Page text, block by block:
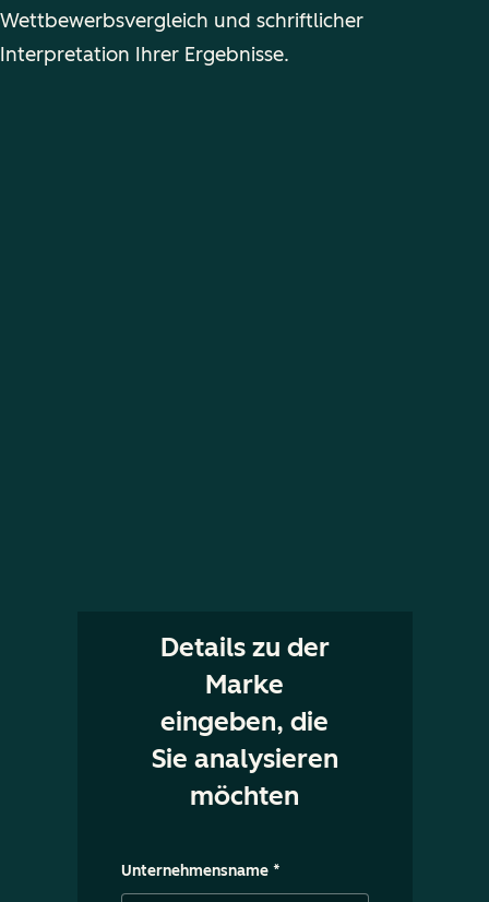
Wettbewerbsvergleich und schriftlicher
Interpretation Ihrer Ergebnisse.
Details zu der
Marke
eingeben, die
Sie analysieren
möchten
Unternehmensname*